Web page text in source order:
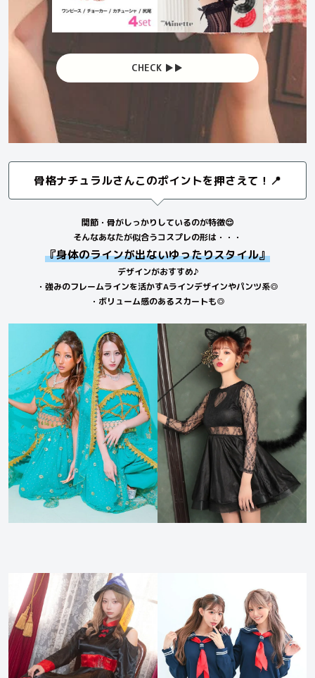
CHECK ▶︎▶︎
骨格ナチュラルさんこのポイントを押さえて！📍
関節・骨がしっかりしているのが特徴😌
そんなあなたが似合うコスプレの形は・・・
『身体のラインが出ないゆったりスタイル』
デザインがおすすめ♪
・強みのフレームラインを活かすAラインデザインやパンツ系◎
・ボリューム感のあるスカートも◎